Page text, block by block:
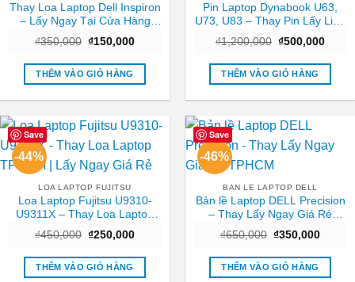
Thay Loa Laptop Dell Inspiron
– Lấy Ngay Tại Cửa Hàng
₫350,000 Giá
là:
₫350,000.
₫150,000Giá
tại
₫150,000.
THÊM VÀO GIỎ HÀNG
Pin Laptop Dynabook U63,
U73, U83 – Thay Pin Lấy Liền
₫1,200,000 Giá
là:
₫1,200,000.
₫500,000Giá
tại
THÊM VÀO GIỎ HÀNG
Save
-44%
LOA LAPTOP FUJITSU
Loa Laptop Fujitsu U9310-
U9311X – Thay Loa Laptop
₫450,000 Giá
là:
₫450,000.
₫250,000Giá
tại
₫250,000.
THÊM VÀO GIỎ HÀNG
Save
-46%
BAN LE LAPTOP DELL
Bản lề Laptop DELL Precision
– Thay Lấy Ngay Giá Rẻ
₫650,000 Giá
là:
₫650,000.
₫350,000Giá
tại
THÊM VÀO GIỎ HÀNG